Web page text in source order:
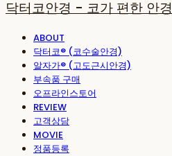
닥터코안경 - 코가 편한 안경
ABOUT
닥터코® (코수술안경)
알자가® (고도근시안경)
부속품 구매
오프라인스토어
REVIEW
고객상담
MOVIE
정품등록